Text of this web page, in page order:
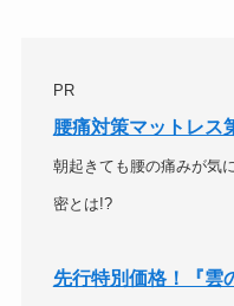
PR
腰痛対策マットレス
朝起きても腰の痛みが気
密とは!?
先行特別価格！『雲